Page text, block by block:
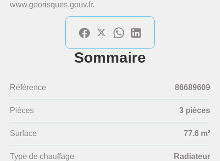
www.georisques.gouv.fr.
Sommaire
Référence 86689609
Pièces 3 pièces
Surface 77.6 m²
Type de chauffage Radiateur